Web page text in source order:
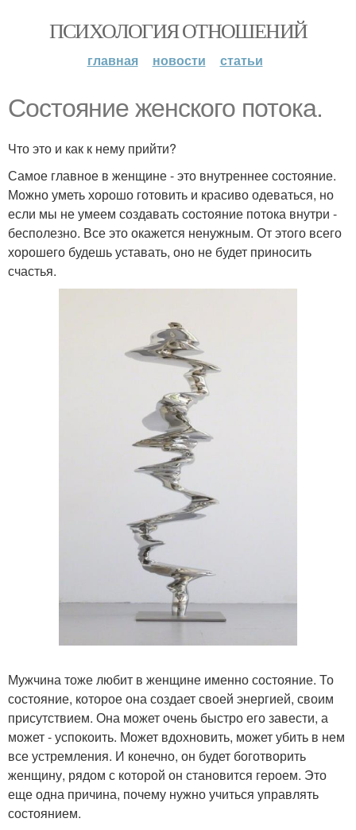
ПСИХОЛОГИЯ ОТНОШЕНИЙ
главная новости статьи
Состояние женского потока.
Что это и как к нему прийти?
Самое главное в женщине - это внутреннее состояние.
Можно уметь хорошо готовить и красиво одеваться, но
если мы не умеем создавать состояние потока внутри -
бесполезно. Все это окажется ненужным. От этого всего
хорошего будешь уставать, оно не будет приносить
счастья.
Мужчина тоже любит в женщине именно состояние. То
состояние, которое она создает своей энергией, своим
присутствием. Она может очень быстро его завести, а
может - успокоить. Может вдохновить, может убить в нем
все устремления. И конечно, он будет боготворить
женщину, рядом с которой он становится героем. Это
еще одна причина, почему нужно учиться управлять
состоянием.